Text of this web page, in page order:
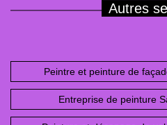
Autres
Peintre et peinture de
Entreprise de peinture